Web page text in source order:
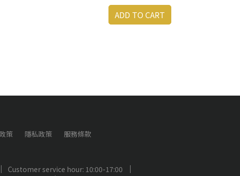
ADD TO CART
策 隱私政策 服務條款
Customer service hour: 10:00-17:00